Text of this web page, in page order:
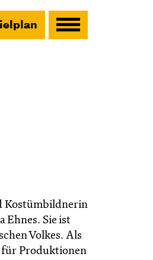
Kostümbildnerin
Ehnes. Sie ist
Volkes. Als
Produktionen